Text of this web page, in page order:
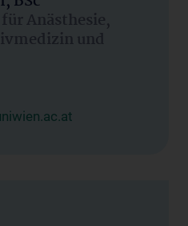
Anästhesie,
und